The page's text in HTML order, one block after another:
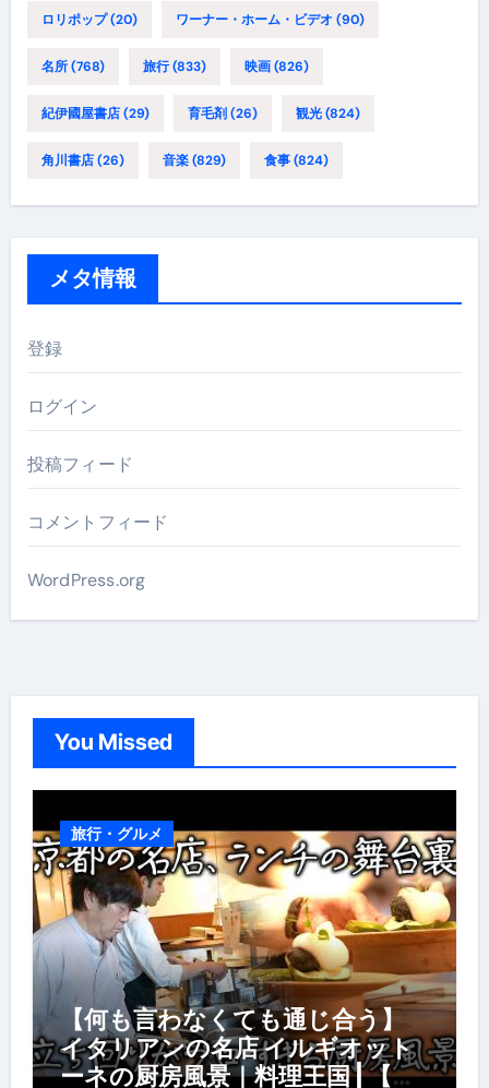
ロリポップ(20) ワーナー・ホーム・ビデオ (90)
名所(768) 旅行(833) 映画(826)
紀伊國屋書店(29) 育毛剤 (26) 観光(824)
角川書店(26) 音楽(829) 食事(824)
メタ情報
登録
ログイン
投稿フィード
コメントフィード
WordPress.org
You Missed
旅行・グルメ
【何も言わなくても通じ合う】
イタリアンの名店 イルギオット
ーネの厨房風景｜料理王国 | 【厨